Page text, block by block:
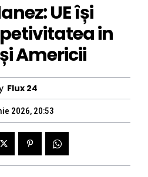
UE își
in
Americii
Flux 24
2026, 20:53